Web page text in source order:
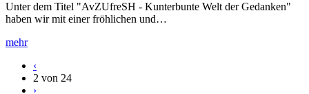
Unter dem Titel "AvZUfreSH - Kunterbunte Welt der Gedanken"
haben wir mit einer fröhlichen und…
mehr
‹
2 von 24
›